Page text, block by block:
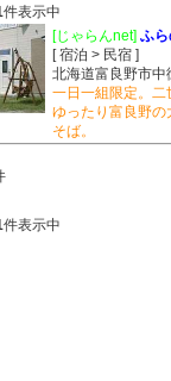
件表示中
[じゃらんnet] ふ
[ 宿泊 > 民宿 ]
北海道富良野市中
一日一組限定。
ゆったり富良野
そば。
件表示中